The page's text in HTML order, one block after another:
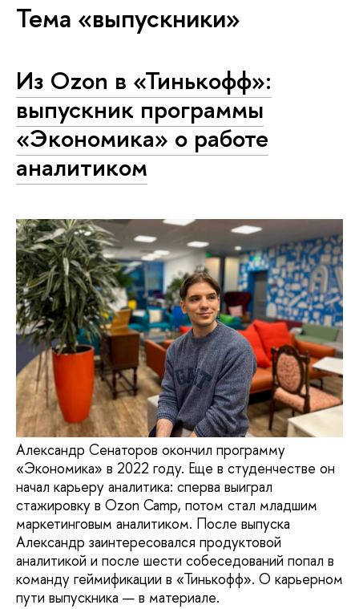
Тема «выпускники»
Из Ozon в «Тинькофф»:
выпускник программы
«Экономика» о работе
аналитиком
Александр Сенаторов окончил программу
«Экономика» в 2022 году. Еще в студенчестве он
начал карьеру аналитика: сперва выиграл
стажировку в Ozon Camp, потом стал младшим
маркетинговым аналитиком. После выпуска
Александр заинтересовался продуктовой
аналитикой и после шести собеседований попал в
команду геймификации в «Тинькофф». О карьерном
пути выпускника — в материале.